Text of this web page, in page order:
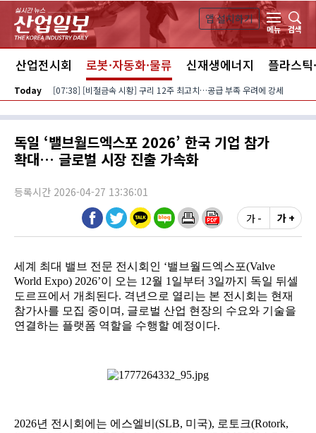
본문 바로가기
앱 설치하기
메뉴
검색
산업전시회 로봇·자동화·물류 신재생에너지 플라스틱
Today [07:38] [비철금속 시황] 구리 12주 최고치…공급 부족 우려에 강세
독일 ‘밸브월드엑스포 2026’ 한국 기업 참가
확대… 글로벌 시장 진출 가속화
등록시간 2026-04-27 13:36:01
가 -
가 +